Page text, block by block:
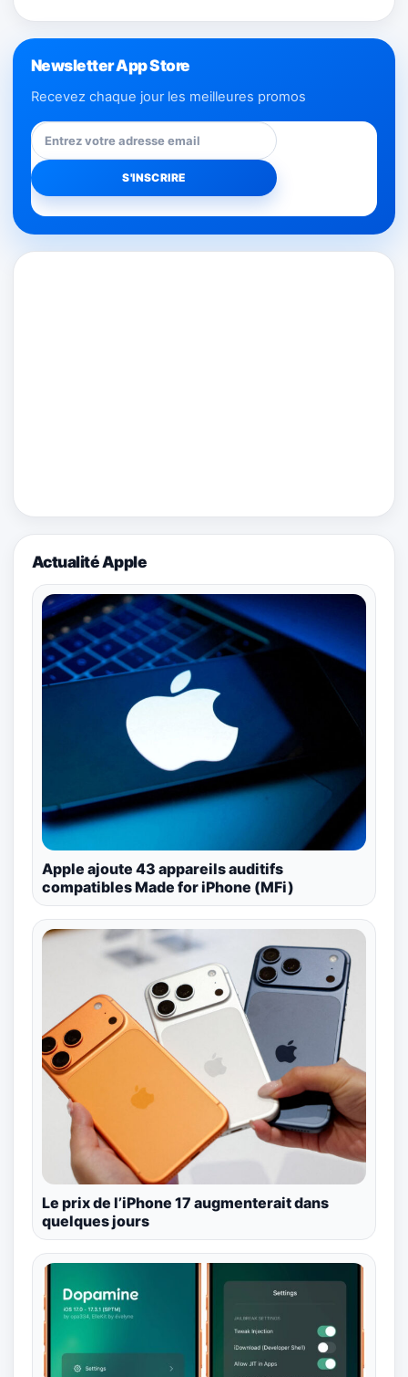
Newsletter App Store
Recevez chaque jour les meilleures promos
Actualité Apple
Apple ajoute 43 appareils auditifs
compatibles Made for iPhone (MFi)
Le prix de l’iPhone 17 augmenterait dans
quelques jours